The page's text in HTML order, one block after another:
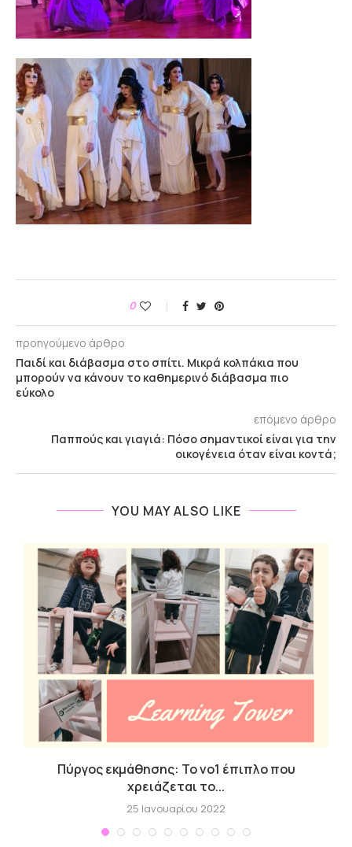
0
προηγούμενο άρθρο
Παιδί και διάβασμα στο σπίτι. Μικρά κολπάκια που
μπορούν να κάνουν το καθημερινό διάβασμα πιο
εύκολο
επόμενο άρθρο
Παππούς και γιαγιά: Πόσο σημαντικοί είναι για την
οικογένεια όταν είναι κοντά;
YOU MAY ALSO LIKE
Πύργος εκμάθησης: Το νο1 έπιπλο που
χρειάζεται το...
25 Ιανουαρίου 2022